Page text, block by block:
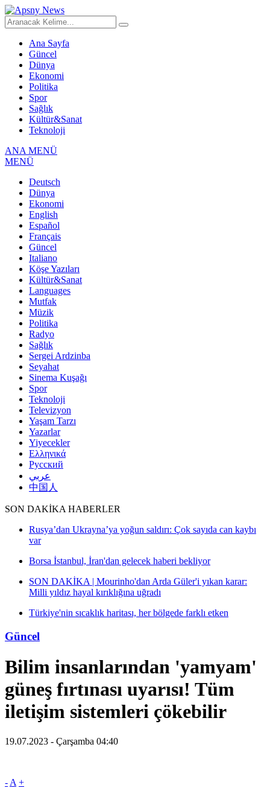
Ana Sayfa
Güncel
Dünya
Ekonomi
Politika
Spor
Sağlık
Kültür&Sanat
Teknoloji
ANA MENÜ
MENÜ
Deutsch
Dünya
Ekonomi
English
Español
Français
Güncel
Italiano
Köşe Yazıları
Kültür&Sanat
Languages
Mutfak
Müzik
Politika
Radyo
Sağlık
Sergei Ardzinba
Seyahat
Sinema Kuşağı
Spor
Teknoloji
Televizyon
Yaşam Tarzı
Yazarlar
Yiyecekler
Ελληνικά
Русский
عربي
中国人
SON DAKİKA HABERLER
Rusya’dan Ukrayna’ya yoğun saldırı: Çok sayıda can kaybı
var
Borsa İstanbul, İran'dan gelecek haberi bekliyor
SON DAKİKA | Mourinho'dan Arda Güler'i yıkan karar:
Milli yıldız hayal kırıklığına uğradı
Türkiye'nin sıcaklık haritası, her bölgede farklı etken
Güncel
Bilim insanlarından 'yamyam'
güneş fırtınası uyarısı! Tüm
iletişim sistemleri çökebilir
19.07.2023 - Çarşamba 04:40
- A +